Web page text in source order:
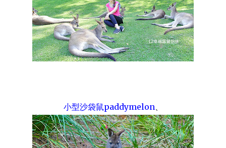
小型沙袋鼠paddymelon、